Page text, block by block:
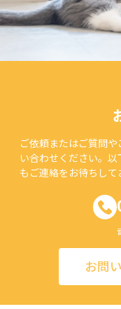
ご依頼またはご質問
い合わせください。
もご連絡をお待ちして
お問